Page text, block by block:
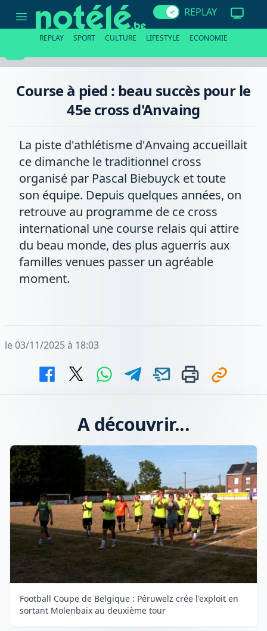
pour
cross
REPLAY
REPLAY SPORT CULTURE LIFESTYLE ECONOMIE
Course à pied : beau succès pour le
45e cross d'Anvaing
La piste d'athlétisme d'Anvaing accueillait
ce dimanche le traditionnel cross
organisé par Pascal Biebuyck et toute
son équipe. Depuis quelques années, on
retrouve au programme de ce cross
international une course relais qui attire
du beau monde, des plus aguerris aux
familles venues passer un agréable
moment.
le 03/11/2025 à 18:03
A découvrir...
Football Coupe de Belgique : Péruwelz crée l'exploit en
sortant Molenbaix au deuxième tour